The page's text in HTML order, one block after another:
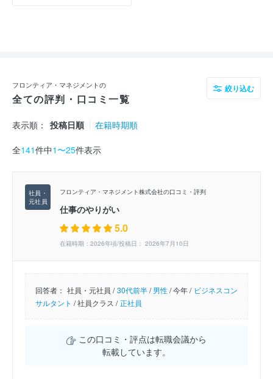
フロンティア・マネジメントの
全ての評判・口コミ一覧
絞り込む
表示順： 投稿日順 在籍時期順
全141件中1〜25件表示
フロンティア・マネジメント株式会社の口コミ・評判
仕事のやりがい
5.0
在籍時期：2026年頃/投稿日： 2026年7月10日
回答者： 社員・元社員 / 30代前半/男性/今年 / ビジネスコン
サルタント /社員クラス / 正社員
この口コミ・評点は転職会議から
転載しています。